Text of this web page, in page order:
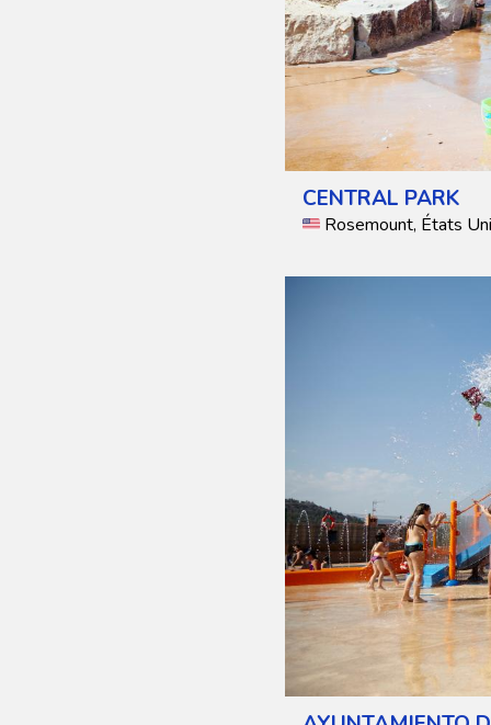
CENTRAL PARK
Rosemount, États